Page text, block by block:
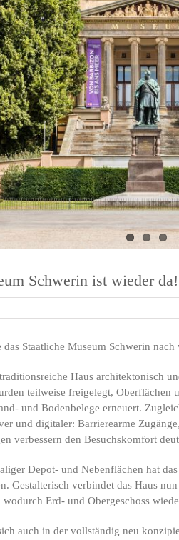
Dom und
Hildesheim
Schwerin ist wieder da!
Staatliche Museum Schwerin
Haus architektonisch
teilweise freigelegt, Oberflächen
und Bodenbelege erneuert.
und digitaler: Barrierearme
verbessern den Besuchskomfort
Depot- und Nebenflächen hat
Gestalterisch verbindet das Haus
Erd- und Obergeschoss
auch in der vollständig neu